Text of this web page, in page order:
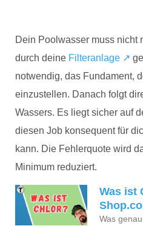
Dein Poolwasser muss nicht
durch deine Filteranlage ↗
notwendig, das Fundament,
einzustellen. Danach folgt
Wassers. Es liegt sicher auf
diesen Job konsequent für
kann. Die Fehlerquote wird
Minimum reduziert.
Was ist
Was